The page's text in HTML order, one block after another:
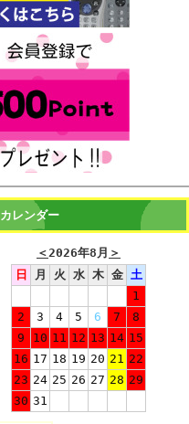
カレンダー
＜2026年8月 ＞
日
月 火 水 木 金 土
1
2
3 4 5 6 7
8
9
10 11 12 13 14 15
16 17 18 19 20 21 22
23 24 25 26 27 28 29
30 31